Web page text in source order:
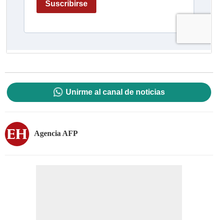
Unirme al canal de noticias
Agencia AFP